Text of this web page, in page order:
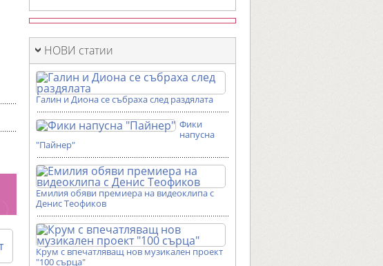
НОВИ статии
Галин и Диона се събраха след раздялата
Фики
напусна
"Пайнер"
Емилия обяви премиера на видеоклипа с
Денис Теофиков
Крум с впечатляващ нов музикален проект
"100 сърца"